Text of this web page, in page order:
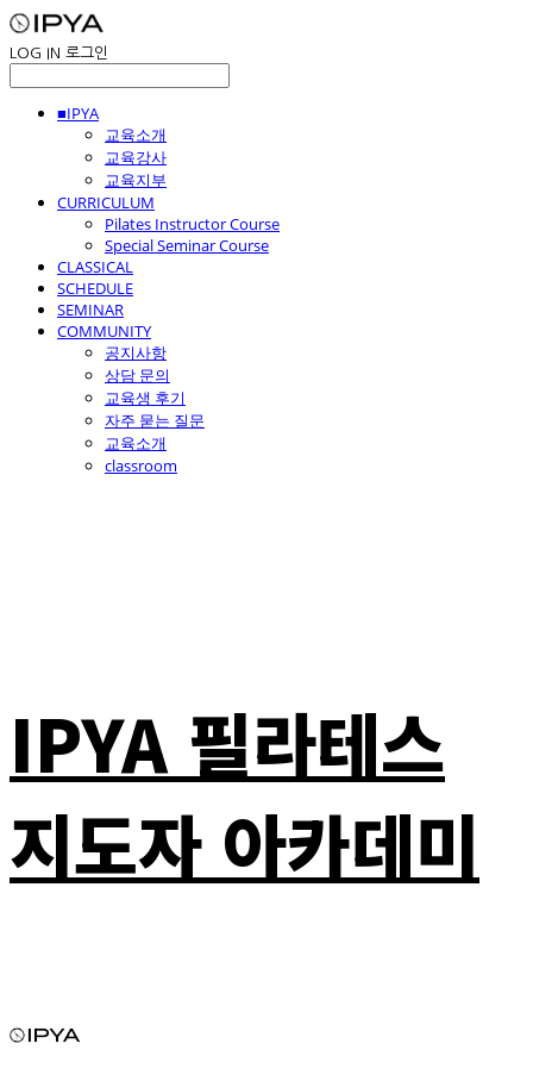
LOG IN 로그인
■IPYA
교육소개
교육강사
교육지부
CURRICULUM
Pilates Instructor Course
Special Seminar Course
CLASSICAL
SCHEDULE
SEMINAR
COMMUNITY
공지사항
상담 문의
교육생 후기
자주 묻는 질문
교육소개
classroom
IPYA 필라테스
지도자 아카데미